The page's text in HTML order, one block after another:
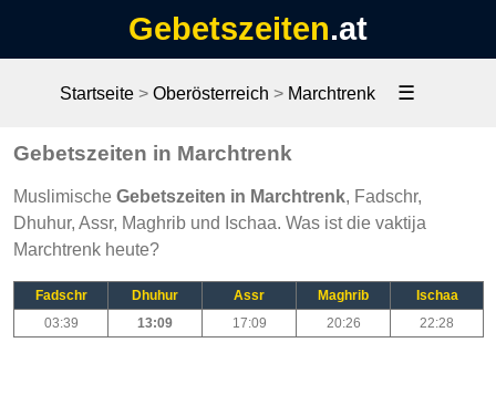
Gebetszeiten.at
Startseite> Oberösterreich > Marchtrenk ☰
Gebetszeiten in Marchtrenk
Muslimische Gebetszeiten in Marchtrenk, Fadschr,
Dhuhur, Assr, Maghrib und Ischaa. Was ist die vaktija
Marchtrenk heute?
Fadschr Dhuhur Assr Maghrib
Ischaa
03:39
13:09 17:09 20:26 22:28